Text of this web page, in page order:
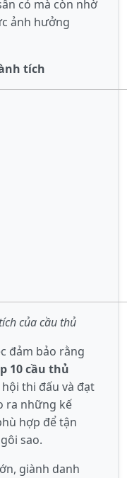
cỏ mà còn nhờ
ảnh hưởng
tích
của cầu thủ
đảm bảo rằng
10 cầu thủ
hội thi đấu và đạt
ra những kế
hợp để tận
sao.
giành danh